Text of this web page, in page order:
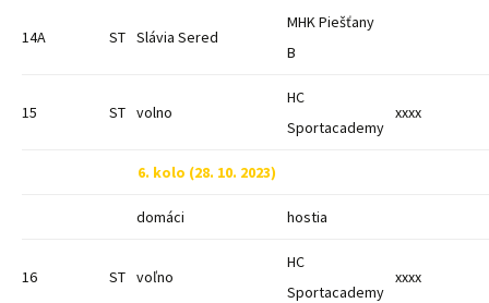
14A ST Slávia Sered
MHK Piešťany
B
15 ST volno
HC
Sportacademy
xxxx
6. kolo (28. 10. 2023)
domáci hostia
16 ST voľno
HC
Sportacademy
xxxx